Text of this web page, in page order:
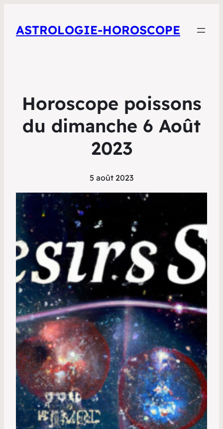
ASTROLOGIE-HOROSCOPE
Horoscope poissons
du dimanche 6 Août
2023
5 août 2023